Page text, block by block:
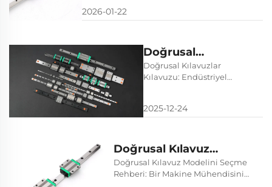
2026-01-22
Doğrusal
Kılavuzlar
Kılavuzu:
Mükemmellik için
Uygulamalar ve
Özel Çözümler
Doğrusal Kılavuzlar
Kılavuzu: Endüstriyel
ve Özel Çözümler
2025-12-24
Doğrusal Kılavuz
Modelini Seçme
Rehberi: Bir Makine
Doğrusal Kılavuz Modelini Seçme
Rehberi: Bir Makine Mühendisinin